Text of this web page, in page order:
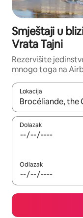
Smještaji u
Vrata Tajni
Rezervišite
mnogo toga na
Lokacija
Kad rezultati budu
Dolazak
Odlazak